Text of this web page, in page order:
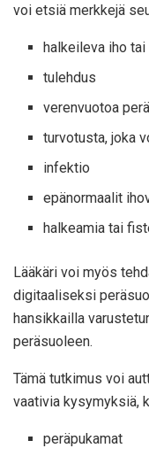
voi etsiä merkkejä
halkeileva iho
tulehdus
verenvuotoa
turvotusta, joka
infektio
epänormaalit
halkeamia tai
Lääkäri voi myös
digitaaliseksi
hansikkailla
peräsuoleen.
Tämä tutkimus voi
vaativia kysymyksiä,
peräpukamat